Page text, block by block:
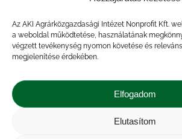
Az AKI Agrárközgazdasági Intézet Nonprofit Kft.
a weboldal működtetése, használatának
végzett tevékenység nyomon követése és
megjelenítése érdekében.
Elfogadom
Elutasítom
Byadmin 2021.01.28.